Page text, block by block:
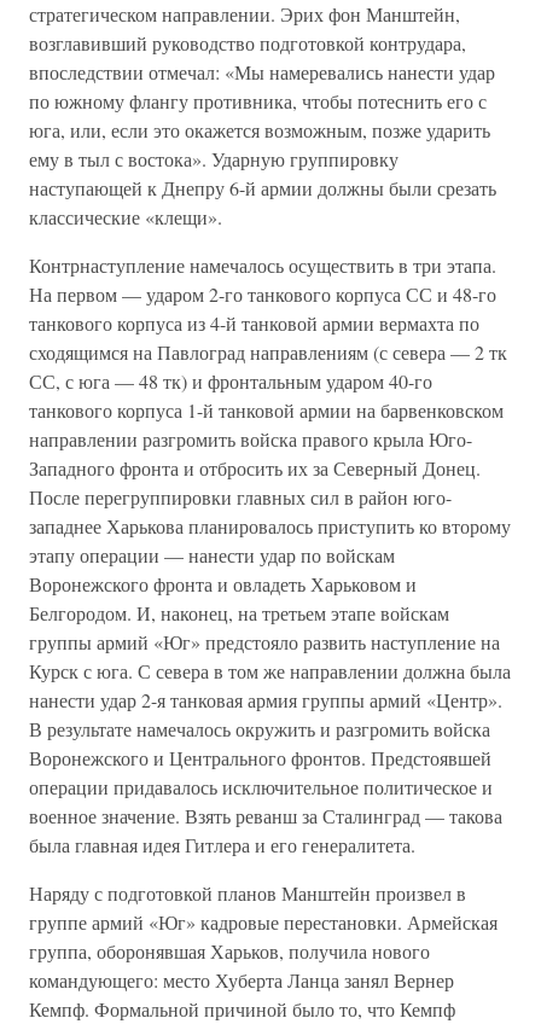
стратегическом направлении. Эрих фон Манштейн,
возглавивший руководство подготовкой контрудара,
впоследствии отмечал: «Мы намеревались нанести удар
по южному флангу противника, чтобы потеснить его с
юга, или, если это окажется возможным, позже ударить
ему в тыл с востока». Ударную группировку
наступающей к Днепру 6-й армии должны были срезать
классические «клещи».
Контрнаступление намечалось осуществить в три этапа.
На первом — ударом 2-го танкового корпуса СС и 48-го
танкового корпуса из 4-й танковой армии вермахта по
сходящимся на Павлоград направлениям (с севера — 2 тк
СС, с юга — 48 тк) и фронтальным ударом 40-го
танкового корпуса 1-й танковой армии на барвенковском
направлении разгромить войска правого крыла Юго-
Западного фронта и отбросить их за Северный Донец.
После перегруппировки главных сил в район юго-
западнее Харькова планировалось приступить ко второму
этапу операции — нанести удар по войскам
Воронежского фронта и овладеть Харьковом и
Белгородом. И, наконец, на третьем этапе войскам
группы армий «Юг» предстояло развить наступление на
Курск с юга. С севера в том же направлении должна была
нанести удар 2-я танковая армия группы армий «Центр».
В результате намечалось окружить и разгромить войска
Воронежского и Центрального фронтов. Предстоявшей
операции придавалось исключительное политическое и
военное значение. Взять реванш за Сталинград — такова
была главная идея Гитлера и его генералитета.
Наряду с подготовкой планов Манштейн произвел в
группе армий «Юг» кадровые перестановки. Армейская
группа, оборонявшая Харьков, получила нового
командующего: место Хуберта Ланца занял Вернер
Кемпф. Формальной причиной было то, что Кемпф